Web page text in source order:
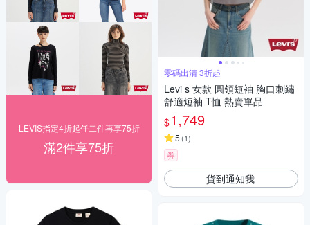
LEVIS指定4折起任二件再享75折
滿2件享75折
零碼出清 3折起
Levi s 女款 圓領短袖 胸口刺繡
舒適短袖 T恤 熱賣單品
$1,749
5 (1)
券
貨到通知我